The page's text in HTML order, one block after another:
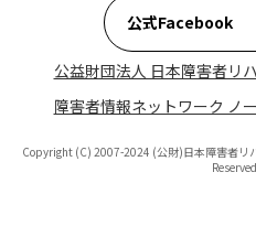
公式Facebook
公益財団法人 日本障害者リ
障害者情報ネットワーク ノ
Copyright (C) 2007-2024 (公財)日本障害者リ